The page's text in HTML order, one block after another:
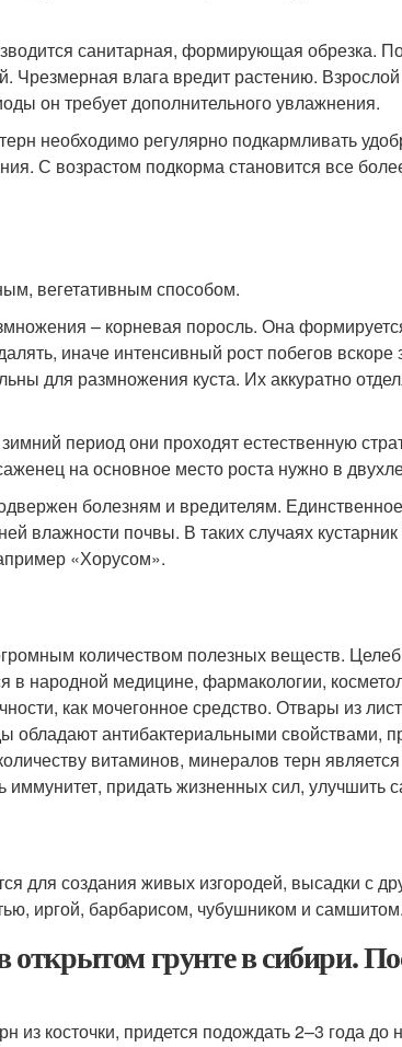
санитарная, формирующая обрезка.
Чрезмерная влага вредит растению. Взрослой
он требует дополнительного увлажнения.
необходимо регулярно подкармливать
С возрастом подкорма становится все
вегетативным способом.
– корневая поросль. Она
иначе интенсивный рост побегов
для размножения куста. Их аккуратно
период они проходят естественную
на основное место роста нужно в
болезням и вредителям.
влажности почвы. В таких случаях
«Хорусом».
количеством полезных веществ.
в народной медицине, фармакологии,
как мочегонное средство. Отвары из
обладают антибактериальными свойствами,
витаминов, минералов терн
придать жизненных сил, улучшить
для создания живых изгородей, высадки с
иргой, барбарисом, чубушником и самшитом.
открытом грунте в сибири.
из косточки, придется подождать 2–3 года